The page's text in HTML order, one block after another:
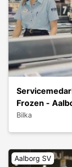
Frozen -
Bilka
Aalborg SV